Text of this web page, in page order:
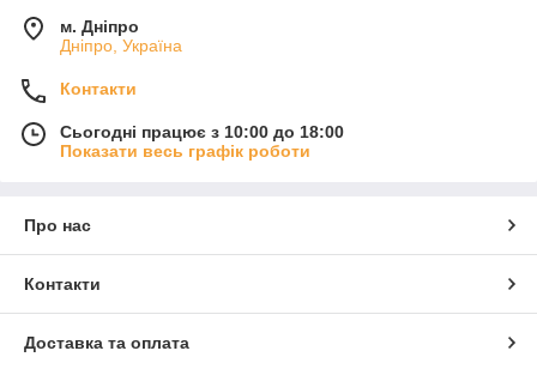
м. Дніпро
Дніпро, Україна
Контакти
Сьогодні працює з 10:00 до 18:00
Показати весь графік роботи
Про нас
Контакти
Доставка та оплата